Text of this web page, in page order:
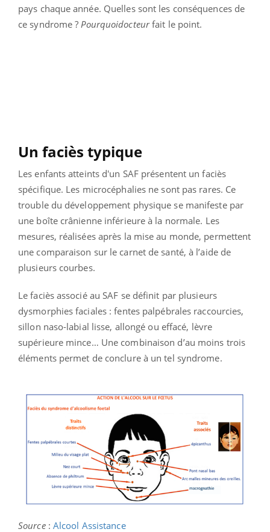
pays chaque année. Quelles sont les conséquences de
ce syndrome ?Pourquoidocteurfait le point.
Un faciès typique
Les enfants atteints d'un SAF présentent un faciès
spécifique. Les microcéphalies ne sont pas rares. Ce
trouble du développement physique se manifeste par
une boîte crânienne inférieure à la normale. Les
mesures, réalisées après la mise au monde, permettent
une comparaison sur le carnet de santé, à l’aide de
plusieurs courbes.
Le faciès associé au SAF se définit par plusieurs
dysmorphies faciales : fentes palpébrales raccourcies,
sillon naso-labial lisse, allongé ou effacé, lèvre
supérieure mince… Une combinaison d’au moins trois
éléments permet de conclure à un tel syndrome.
Source : Alcool Assistance